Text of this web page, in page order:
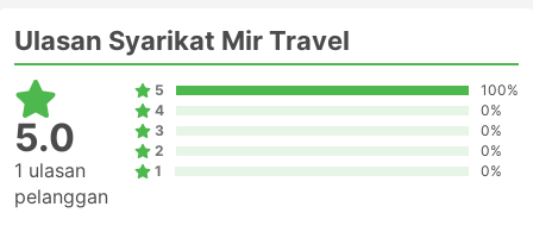
Ulasan Syarikat Mir Travel
5.0
1 ulasan
pelanggan
5
100%
4
0%
3
0%
2
0%
1
0%